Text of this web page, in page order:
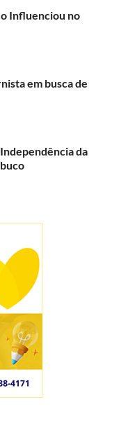
Influenciou no
em busca de
da